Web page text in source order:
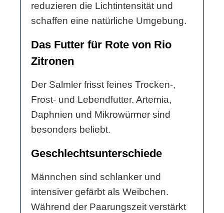
reduzieren die Lichtintensität und
schaffen eine natürliche Umgebung.
Das Futter für Rote von Rio
Zitronen
Der Salmler frisst feines Trocken-,
Frost- und Lebendfutter. Artemia,
Daphnien und Mikrowürmer sind
besonders beliebt.
Geschlechtsunterschiede
Männchen sind schlanker und
intensiver gefärbt als Weibchen.
Während der Paarungszeit verstärkt